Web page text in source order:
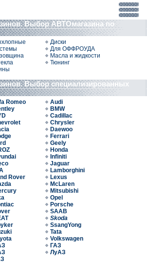
Выбор АВТОмагазина по
Диски
Для ОФФРОУДА
Масла и жидкости
Тюнинг
Выбор специализированных
Romeo
Audi
BMW
Cadillac
Chrysler
Daewoo
Ferrari
Geely
Honda
Infiniti
Jaguar
Lamborghini
Rover
Lexus
McLaren
Mitsubishi
Opel
Porsche
SAAB
Skoda
SsangYong
Tata
Volkswagen
ГАЗ
ЛуАЗ